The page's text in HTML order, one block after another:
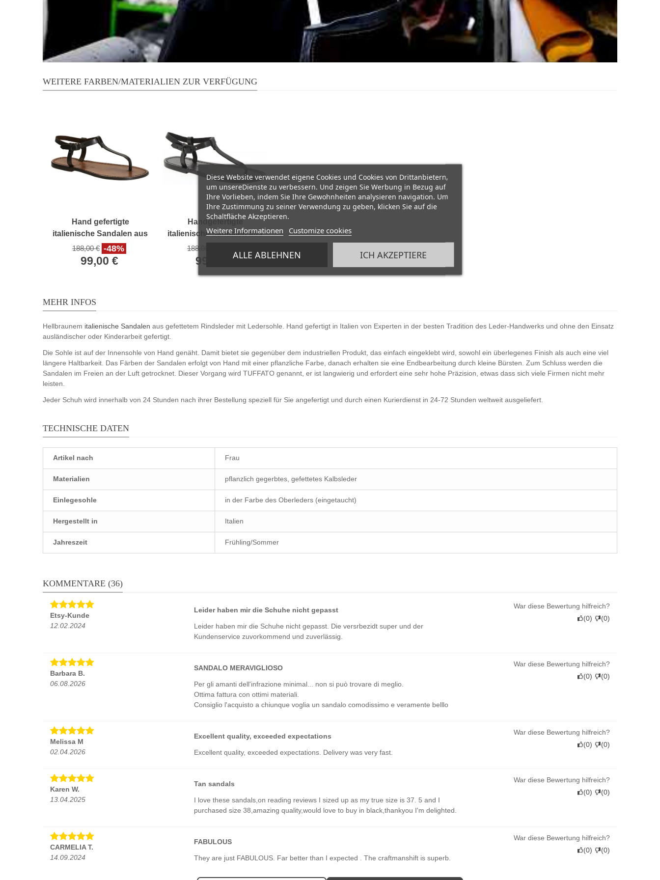
WEITERE FARBEN/MATERIALIEN ZUR VERFÜGUNG
Hand gefertigte
italienische Sandalen aus
dunkelbraunem Leder
188,00 € -48%
99,00 €
Handgefertigte
italienische Sandalen aus
Schwarz Leder
188,00 €
99,00 €
MEHR INFOS
Hellbraunem italienische Sandalen aus gefettetem Rindsleder mit Ledersohle. Hand gefertigt in Italien von Experten in der besten Tradition des Leder-Handwerks und ohne den Einsatz
ausländischer oder Kinderarbeit gefertigt.
Die Sohle ist auf der Innensohle von Hand genäht. Damit bietet sie gegenüber dem industriellen Produkt, das einfach eingeklebt wird, sowohl ein überlegenes Finish als auch eine viel
längere Haltbarkeit. Das Färben der Sandalen erfolgt von Hand mit einer pflanzliche Farbe, danach erhalten sie eine Endbearbeitung durch kleine Bürsten. Zum Schluss werden die
Sandalen im Freien an der Luft getrocknet. Dieser Vorgang wird TUFFATO genannt, er ist langwierig und erfordert eine sehr hohe Präzision, etwas dass sich viele Firmen nicht mehr
leisten.
Jeder Schuh wird innerhalb von 24 Stunden nach ihrer Bestellung speziell für Sie angefertigt und durch einen Kurierdienst in 24-72 Stunden weltweit ausgeliefert.
TECHNISCHE DATEN
Artikel nach Frau
Materialien pflanzlich gegerbtes, gefettetes Kalbsleder
Einlegesohle in der Farbe des Oberleders (eingetaucht)
Hergestellt in Italien
Jahreszeit Frühling/Sommer
KOMMENTARE (36)
Etsy-Kunde
12.02.2024
Leider haben mir die Schuhe nicht gepasst
Leider haben mir die Schuhe nicht gepasst. Die versrbezidt super und der
Kundenservice zuvorkommend und zuverlässig.
War diese Bewertung hilfreich?
(0) (0)
Barbara B.
06.08.2026
SANDALO MERAVIGLIOSO
Per gli amanti dell'infrazione minimal... non si può trovare di meglio.
Ottima fattura con ottimi materiali.
Consiglio l'acquisto a chiunque voglia un sandalo comodissimo e veramente belllo
War diese Bewertung hilfreich?
(0) (0)
Melissa M
02.04.2026
Excellent quality, exceeded expectations
Excellent quality, exceeded expectations. Delivery was very fast.
War diese Bewertung hilfreich?
(0) (0)
Karen W.
13.04.2025
Tan sandals
I love these sandals,on reading reviews I sized up as my true size is 37. 5 and I
purchased size 38,amazing quality,would love to buy in black,thankyou I'm delighted.
War diese Bewertung hilfreich?
(0) (0)
CARMELIA T.
14.09.2024
FABULOUS
They are just FABULOUS. Far better than I expected . The craftmanshift is superb.
War diese Bewertung hilfreich?
(0) (0)
Diese Website verwendet eigene Cookies und Cookies von Drittanbietern,
um unsereDienste zu verbessern. Und zeigen Sie Werbung in Bezug auf
Ihre Vorlieben, indem Sie Ihre Gewohnheiten analysieren navigation. Um
Ihre Zustimmung zu seiner Verwendung zu geben, klicken Sie auf die
Schaltfläche Akzeptieren.
Weitere Informationen Customize cookies
ALLE ABLEHNEN ICH AKZEPTIERE